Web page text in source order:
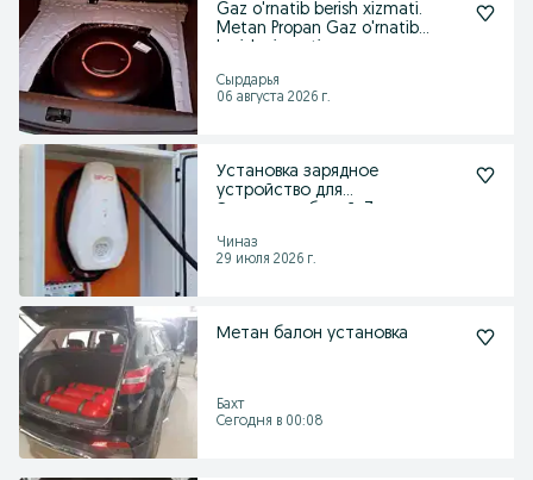
Gaz o'rnatib berish xizmati.
Metan Propan Gaz o'rnatib
Сырдарья
06 августа 2026 г.
Установка зарядное
устройство для
Чиназ
29 июля 2026 г.
Метан балон установка
Бахт
Сегодня в 00:08